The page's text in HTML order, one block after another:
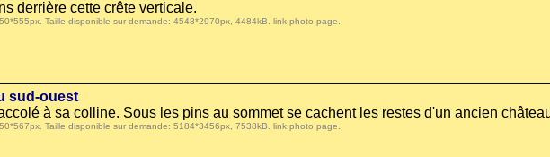
derrière cette crête verticale.
Taille disponible sur demande: 4548*2970px, 4484kB. link photo page
sud-ouest
à sa colline. Sous les pins au sommet se cachent les restes d'un ancien
Taille disponible sur demande: 5184*3456px, 7538kB. link photo page